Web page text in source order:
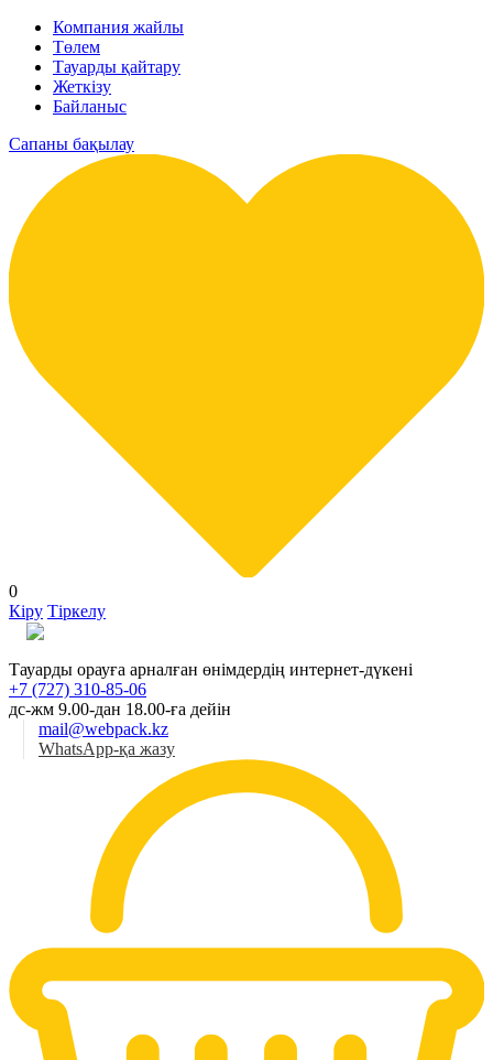
Компания жайлы
Төлем
Тауарды қайтару
Жеткізу
Байланыс
Сапаны бақылау
0
Кіру Тіркелу
Тауарды орауға арналған өнімдердің интернет-дүкені
+7 (727) 310-85-06
дс-жм 9.00-дан 18.00-ға дейін
mail@webpack.kz
WhatsApp-қа жазу